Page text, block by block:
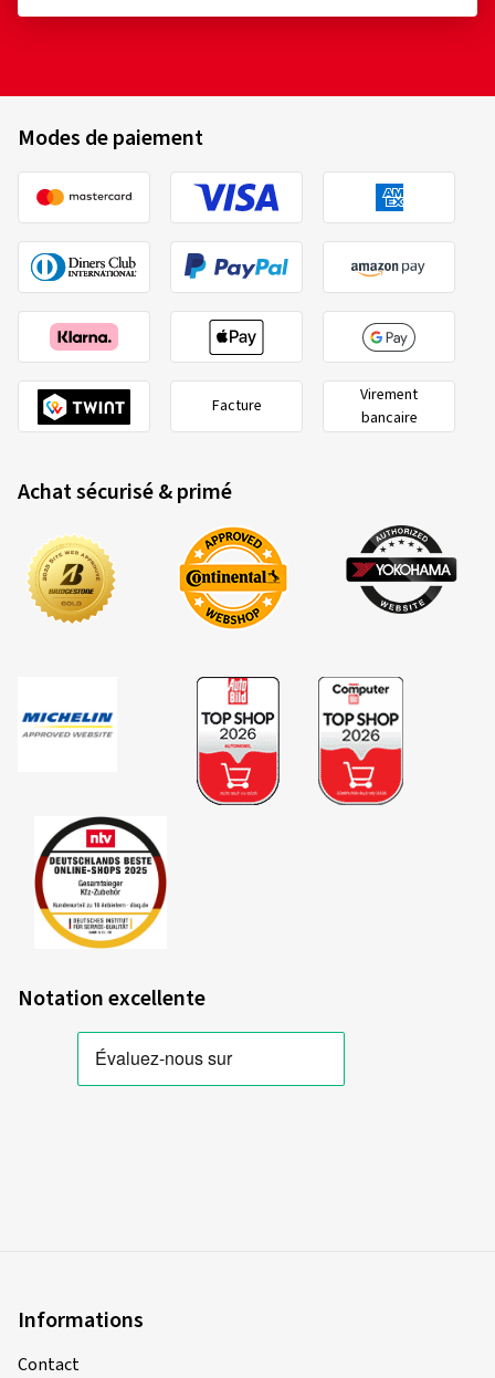
Modes de paiement
Facture
Virement
bancaire
Achat sécurisé & primé
Notation excellente
Informations
Contact